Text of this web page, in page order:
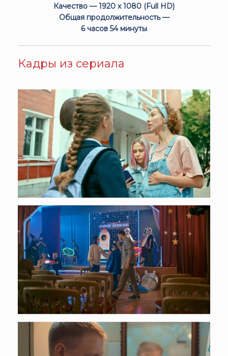
Качество — 1920 x 1080 (Full HD)
Общая продолжительность —
6 часов 54 минуты
Кадры из сериала